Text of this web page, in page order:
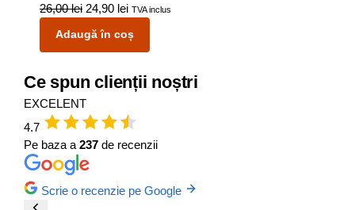
26,00lei 24,90 lei TVA inclus
Adaugă în coș
Ce spun clienții noștri
EXCELENT
4.7
Pe baza a 237 de recenzii
Scrie o recenzie pe Google